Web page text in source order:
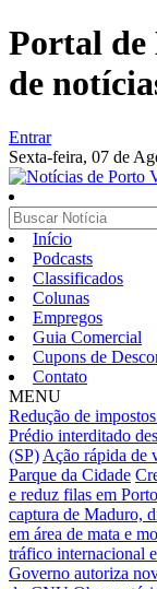
Portal de
de
Entrar
Sexta-feira, 07 de
Início
Podcasts
Classificados
Colunas
Empregos
Guia Comercial
Cupons de
Contato
MENU
Redução de
Prédio interditado
(SP) Ação rápida de
Parque da Cidade
e reduz filas em
captura de Maduro,
em área de mata e
tráfico internacional
Governo autoriza